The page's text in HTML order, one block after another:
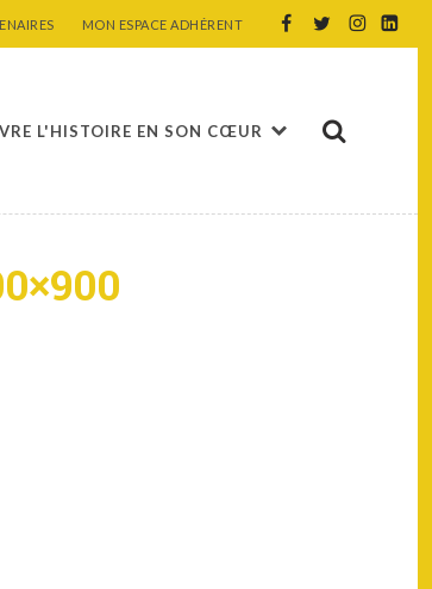
MON ESPACE ADHÉRENT
L'HISTOIRE EN SON CŒUR